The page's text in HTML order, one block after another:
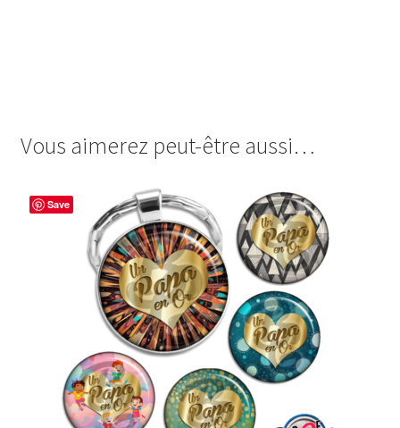
Vous aimerez peut-être aussi…
Save